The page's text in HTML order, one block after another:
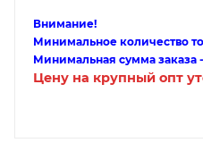
Внимание!
Минимальное количество
Минимальная сумма заказа
Цену на крупный опт